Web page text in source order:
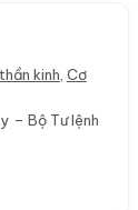
kinh, Cơ
– Bộ Tư lệnh